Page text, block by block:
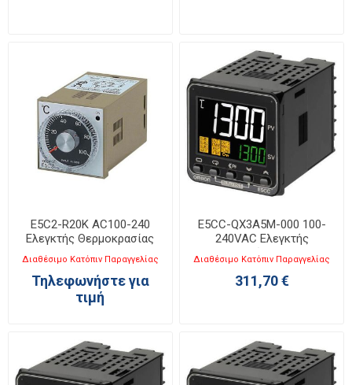
E5C2-R20K AC100-240
Ελεγκτής Θερμοκρασίας
48x48mm
Διαθέσιμο Κατόπιν Παραγγελίας
Τηλεφωνήστε για
τιμή
E5CC-QX3A5M-000 100-
240VAC Ελεγκτής
Θερμοκρασίας 48x48mm
Διαθέσιμο Κατόπιν Παραγγελίας
311,70 €